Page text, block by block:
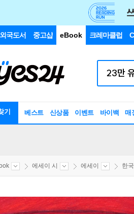
외국도서 중고샵 eBook 크레마클럽
기 베스트 신상품 이벤트 바이백 매
에세이 시 에세이 한